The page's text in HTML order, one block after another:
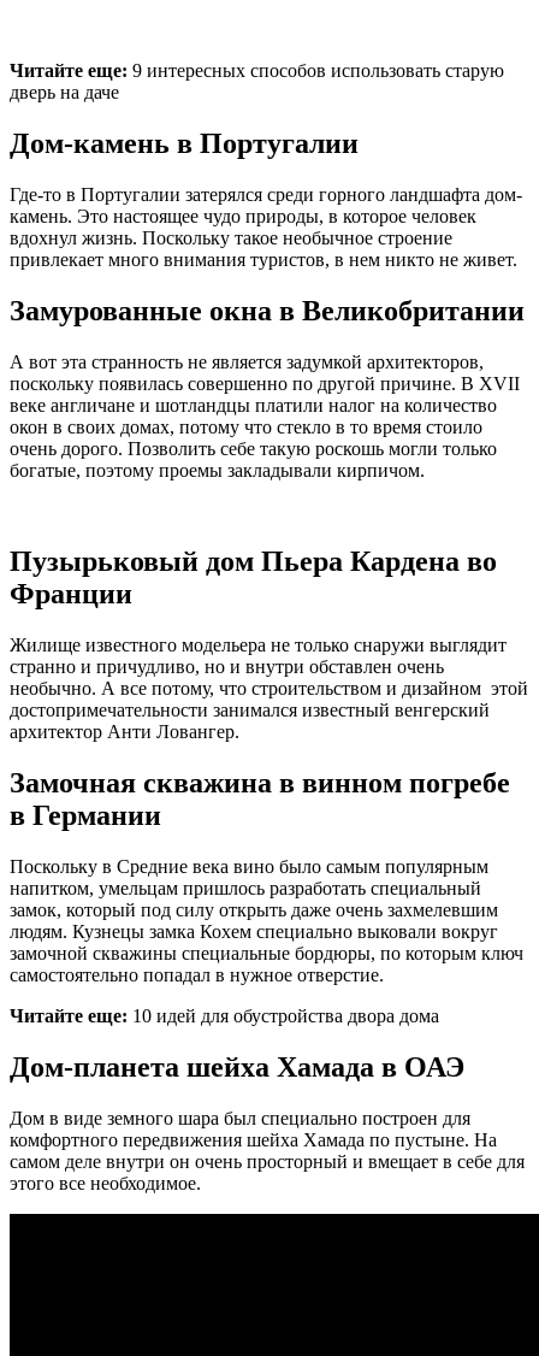
Читайте еще: 9 интересных способов использовать старую
дверь на даче
Дом-камень в Португалии
Где-то в Португалии затерялся среди горного ландшафта дом-
камень. Это настоящее чудо природы, в которое человек
вдохнул жизнь. Поскольку такое необычное строение
привлекает много внимания туристов, в нем никто не живет.
Замурованные окна в Великобритании
А вот эта странность не является задумкой архитекторов,
поскольку появилась совершенно по другой причине. В XVII
веке англичане и шотландцы платили налог на количество
окон в своих домах, потому что стекло в то время стоило
очень дорого. Позволить себе такую роскошь могли только
богатые, поэтому проемы закладывали кирпичом.
Пузырьковый дом Пьера Кардена во
Франции
Жилище известного модельера не только снаружи выглядит
странно и причудливо, но и внутри обставлен очень
необычно. А все потому, что строительством и дизайном этой
достопримечательности занимался известный венгерский
архитектор Анти Ловангер.
Замочная скважина в винном погребе
в Германии
Поскольку в Средние века вино было самым популярным
напитком, умельцам пришлось разработать специальный
замок, который под силу открыть даже очень захмелевшим
людям. Кузнецы замка Кохем специально выковали вокруг
замочной скважины специальные бордюры, по которым ключ
самостоятельно попадал в нужное отверстие.
Читайте еще: 10 идей для обустройства двора дома
Дом-планета шейха Хамада в ОАЭ
Дом в виде земного шара был специально построен для
комфортного передвижения шейха Хамада по пустыне. На
самом деле внутри он очень просторный и вмещает в себе для
этого все необходимое.